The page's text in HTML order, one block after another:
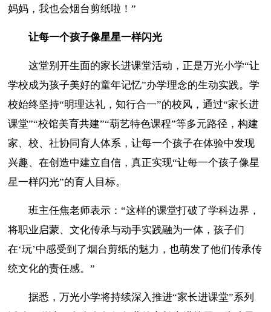
妈妈，我也会烟台剪纸啦！”
让每一个孩子像星星一样闪光
这堂别开生面的家长进课堂活动，正是万光小学“让
学校成为孩子美好的童年记忆”办学理念的生动实践。学
校始终坚持“明理达礼，知行合一”的校风，通过“家长进
课堂”“校馆美育共建”“葫艺特色课程”等多元路径，构建
家、校、社协同育人体系，让每一个孩子在体验中发现
兴趣、在创造中建立自信，真正实现“让每一个孩子像星
星一样闪光”的育人目标。
班主任焦老师表示：“这样的课堂打破了学科边界，
将职业启蒙、文化传承与动手实践融为一体，孩子们
在‘玩’中感受到了烟台剪纸的魅力，也萌发了他们传承传
统文化的责任感。”
据悉，万光小学将持续深入推进“家长进课堂”系列